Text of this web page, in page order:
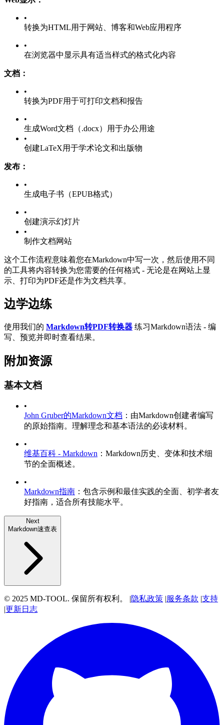
•
转换为HTML用于网站、博客和Web应用程序
•
在浏览器中显示具有适当样式的格式化内容
文档：
•
转换为PDF用于可打印文档和报告
•
生成Word文档（.docx）用于办公用途
•
创建LaTeX用于学术论文和出版物
发布：
•
生成电子书（EPUB格式）
•
创建演示幻灯片
•
制作文档网站
这个工作流程意味着您在Markdown中写一次，然后使用不同
的工具将内容转换为您需要的任何格式 - 无论是在网站上显
示、打印为PDF还是作为文档共享。
边学边练
使用我们的 Markdown转PDF转换器 练习Markdown语法 - 编
写、预览并即时查看结果。
附加资源
基本文档
•
John Gruber的Markdown文档 ：由Markdown创建者编写
的原始指南。理解理念和基本语法的必读材料。
•
维基百科 - Markdown ：Markdown历史、变体和技术细
节的全面概述。
•
Markdown指南 ：包含示例和最佳实践的全面、初学者友
好指南，适合所有技能水平。
Next
Markdown速查表
© 2025 MD-TOOL. 保留所有权利。 |隐私政策 |服务条款 |支持
|更新日志